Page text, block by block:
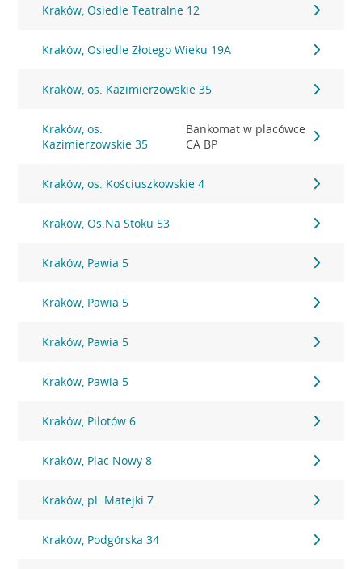
Kraków, Osiedle Teatralne 12
Kraków, Osiedle Złotego Wieku 19A
Kraków, os. Kazimierzowskie 35
Kraków, os.
Kazimierzowskie 35
Bankomat w placówce
CA BP
Kraków, os. Kościuszkowskie 4
Kraków, Os.Na Stoku 53
Kraków, Pawia 5
Kraków, Pawia 5
Kraków, Pawia 5
Kraków, Pawia 5
Kraków, Pilotów 6
Kraków, Plac Nowy 8
Kraków, pl. Matejki 7
Kraków, Podgórska 34